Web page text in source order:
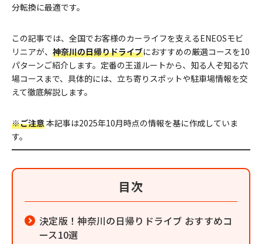
分転換に最適です。
この記事では、全国でお客様のカーライフを支えるENEOSモビ
リニアが、 神奈川の日帰りドライブにおすすめの厳選コースを10
パターンご紹介します。定番の王道ルートから、知る人ぞ知る穴
場コースまで、具体的には、立ち寄りスポットや駐車場情報を交
えて徹底解説します。
※ご注意本記事は2025年10月時点の情報を基に作成していま
す。
目次
決定版！神奈川の日帰りドライブ おすすめコ
ース10選